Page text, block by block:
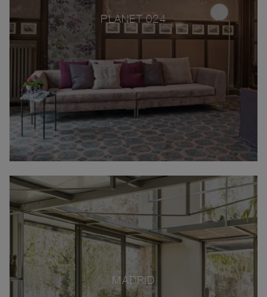
PLANET 024
MADRID